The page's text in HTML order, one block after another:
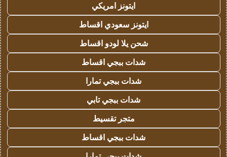
ايتونز امريكي
ايتونز سعودي اقساط
شحن يلا لودو اقساط
شدات ببجي اقساط
شدات ببجي تمارا
شدات ببجي تابي
متجر تقسيط
شدات ببجي اقساط